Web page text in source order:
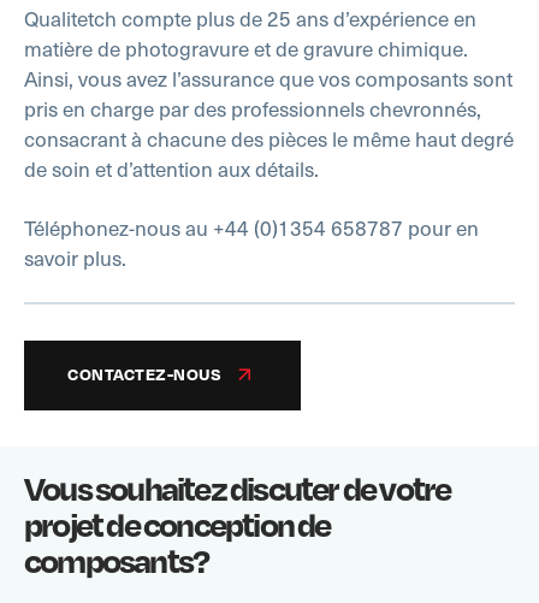
Qualitetchcompte plus de 25 ans d’expérience en
matière de photogravure et de gravure chimique.
Ainsi, vous avez l’assurance que vos composants sont
pris en charge par des professionnels chevronnés,
consacrant à chacune des pièces le même haut degré
de soin et d’attention aux détails.
Téléphonez-nous au +44 (0)1354 658787 pour en
savoir plus.
CONTACTEZ-NOUS
Vous souhaitez discuter de votre
projet de conception de
composants?